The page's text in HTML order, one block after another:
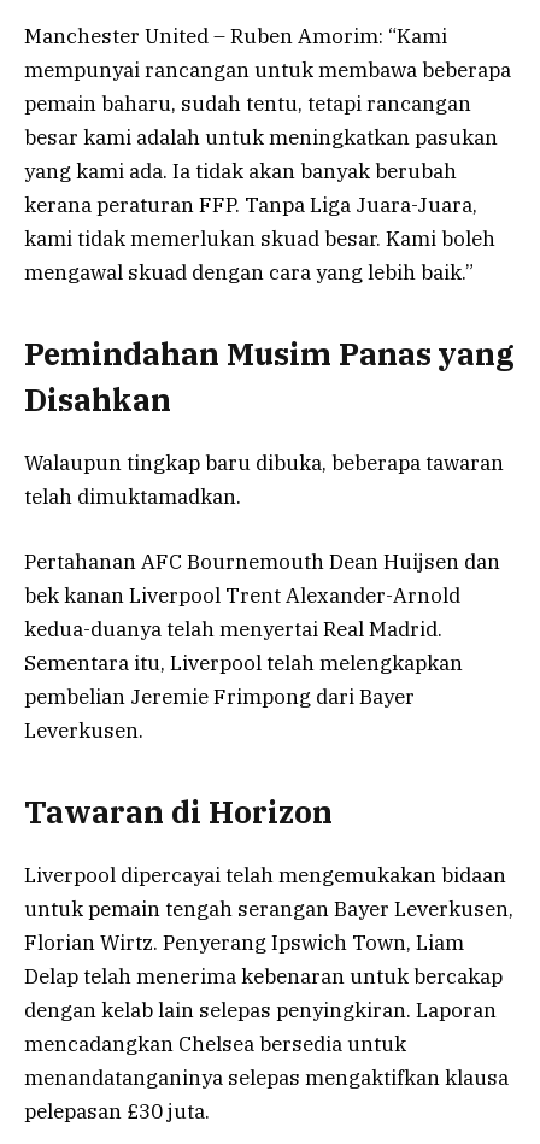
Manchester United – Ruben Amorim: “Kami
mempunyai rancangan untuk membawa beberapa
pemain baharu, sudah tentu, tetapi rancangan
besar kami adalah untuk meningkatkan pasukan
yang kami ada. Ia tidak akan banyak berubah
kerana peraturan FFP. Tanpa Liga Juara-Juara,
kami tidak memerlukan skuad besar. Kami boleh
mengawal skuad dengan cara yang lebih baik.”
Pemindahan Musim Panas yang
Disahkan
Walaupun tingkap baru dibuka, beberapa tawaran
telah dimuktamadkan.
Pertahanan AFC Bournemouth Dean Huijsen dan
bek kanan Liverpool Trent Alexander-Arnold
kedua-duanya telah menyertai Real Madrid.
Sementara itu, Liverpool telah melengkapkan
pembelian Jeremie Frimpong dari Bayer
Leverkusen.
Tawaran di Horizon
Liverpool dipercayai telah mengemukakan bidaan
untuk pemain tengah serangan Bayer Leverkusen,
Florian Wirtz. Penyerang Ipswich Town, Liam
Delap telah menerima kebenaran untuk bercakap
dengan kelab lain selepas penyingkiran. Laporan
mencadangkan Chelsea bersedia untuk
menandatanganinya selepas mengaktifkan klausa
pelepasan £30 juta.